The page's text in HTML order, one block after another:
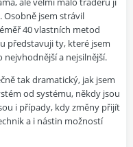
Osobně jsem strávil
40 vlastních metod
představuji ty, které jsem
a nejsilnější.
tak dramatický, jak jsem
od systému, někdy jsou
i případy, kdy změny přijít
a i nástin možností